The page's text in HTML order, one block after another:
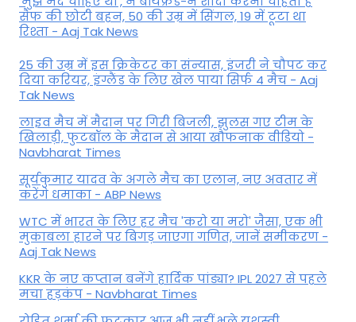
सैफ की छोटी बहन, 50 की उम्र में सिंगल, 19 में टूटा था
रिश्ता - Aaj Tak News
25 की उम्र में इस क्रिकेटर का संन्यास, इंजरी ने चौपट कर
दिया करियर, इंग्लैंड के लिए खेल पाया सिर्फ 4 मैच - Aaj
Tak News
लाइव मैच में मैदान पर गिरी बिजली, झुलस गए टीम के
खिलाड़ी, फुटबॉल के मैदान से आया खौफनाक वीडियो -
Navbharat Times
सूर्यकुमार यादव के अगले मैच का एलान, नए अवतार में
करेंगे धमाका - ABP News
WTC में भारत के लिए हर मैच 'करो या मरो' जैसा, एक भी
मुकाबला हारने पर बिगड़ जाएगा गण‍ित, जानें समीकरण -
Aaj Tak News
KKR के नए कप्तान बनेंगे हार्दिक पांड्या? IPL 2027 से पहले
मचा हड़कंप - Navbharat Times